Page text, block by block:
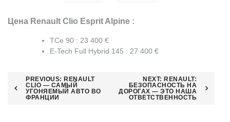
Цена Renault Clio Esprit Alpine :
TCe 90 : 23 400 €
E-Tech Full Hybrid 145 : 27 400 €
Навигация
PREVIOUS: RENAULT
CLIO — САМЫЙ
УГОНЯЕМЫЙ АВТО ВО
ФРАНЦИИ
NEXT: RENAULT:
БЕЗОПАСНОСТЬ НА
ДОРОГАХ — ЭТО НАША
ОТВЕТСТВЕННОСТЬ